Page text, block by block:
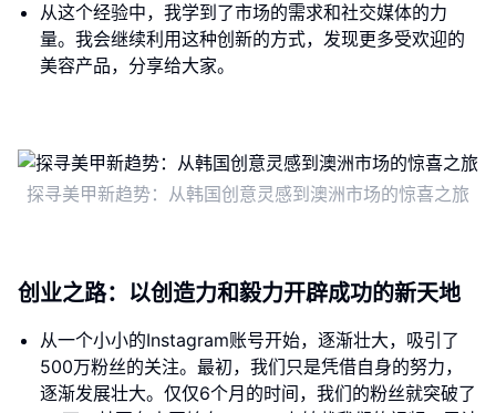
从这个经验中，我学到了市场的需求和社交媒体的力
量。我会继续利用这种创新的方式，发现更多受欢迎的
美容产品，分享给大家。
探寻美甲新趋势：从韩国创意灵感到澳洲市场的惊喜之旅
创业之路：以创造力和毅力开辟成功的新天地
从一个小小的Instagram账号开始，逐渐壮大，吸引了
500万粉丝的关注。最初，我们只是凭借自身的努力，
逐渐发展壮大。仅仅6个月的时间，我们的粉丝就突破了